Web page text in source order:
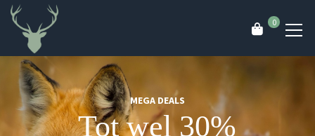
0
MEGA DEALS
Tot wel 30%